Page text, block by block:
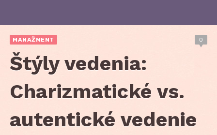
MANAŽMENT 0
Štýly vedenia:
Charizmatické vs.
autentické vedenie